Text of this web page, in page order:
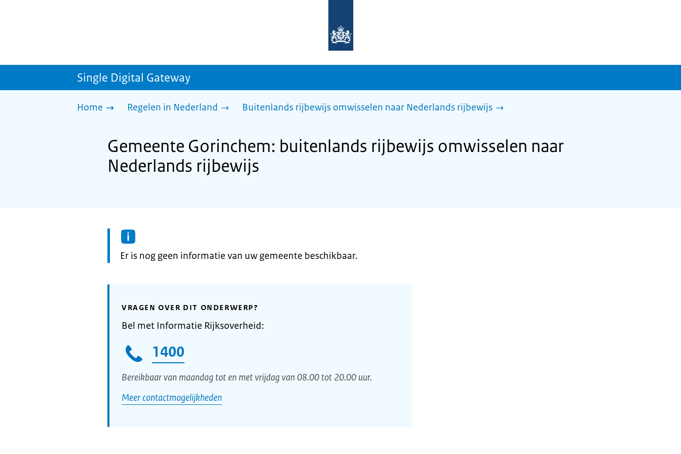
homepage
sdg.rijksoverheid.nl
Single Digital Gateway
Home Regelen in Nederland Buitenlands rijbewijs omwisselen naar Nederlands rijbewijs
Gemeente Gorinchem: buitenlands rijbewijs omwisselen naar
Nederlands rijbewijs
Informatie:
Er is nog geen informatie van uw gemeente beschikbaar.
VRAGEN OVER DIT ONDERWERP?
Bel met Informatie Rijksoverheid:
1400
Bereikbaar van maandag tot en met vrijdag van 08.00 tot 20.00 uur.
Meer contactmogelijkheden